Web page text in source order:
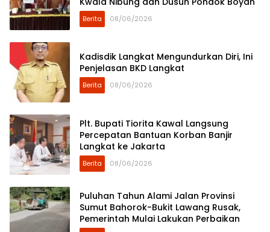
Berita 08/06/2026
Kadisdik Langkat Mengundurkan Diri, Ini
Penjelasan BKD Langkat
Berita 08/06/2026
Plt. Bupati Tiorita Kawal Langsung
Percepatan Bantuan Korban Banjir
Langkat ke Jakarta
Berita 08/06/2026
Puluhan Tahun Alami Jalan Provinsi
Sumut Bahorok-Bukit Lawang Rusak,
Pemerintah Mulai Lakukan Perbaikan